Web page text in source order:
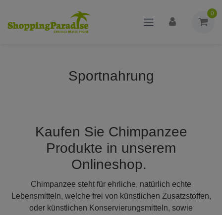
0
Sportnahrung
Kaufen Sie Chimpanzee
Produkte in unserem
Onlineshop.
Chimpanzee steht für ehrliche, natürlich echte
Lebensmitteln, welche frei von künstlichen Zusatzstoffen,
oder künstlichen Konservierungsmitteln, sowie